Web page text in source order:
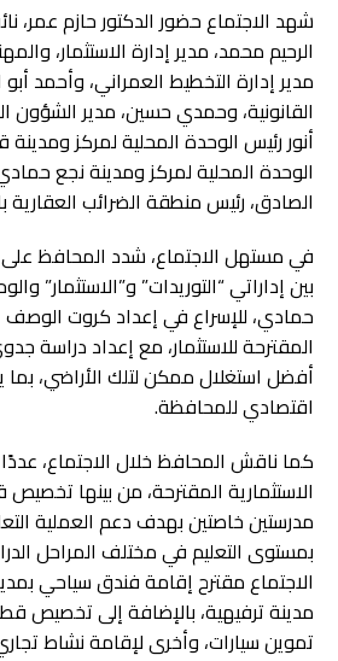
شهد الاجتماع حضور الدكتور حازم عمر،
الرحيم محمد، مدير إدارة الاستثمار،
مدير إدارة التخطيط العمراني، وأحمد
القانونية، وحمدي حسين، مدير الشؤون
أنور رئيس الوحدة المحلية لمركز
الوحدة المحلية لمركز ومدينة نجع
الصادق، رئيس منطقة الضرائب العقارية
في مستهل الاجتماع، شدد المحافظ على
بين إداراتي “التوريدات” و”الاستثمار”
حمادي، للإسراع في إعداد كروت الوصف
المقترحة للاستثمار، مع إعداد دراسة
أفضل استغلال ممكن لتلك الأراضي،
اقتصادي للمحافظة.
كما ناقش المحافظ خلال الاجتماع،
الاستثمارية المقترحة، من بينها
مدرستين خاصتين بهدف دعم العملية
بمستوى التعليم في مختلف المراحل
الاجتماع مقترح إقامة فندق سياحي
مدينة ترفيهية، بالإضافة إلى
تموين سيارات، وأخرى لإقامة نشاط